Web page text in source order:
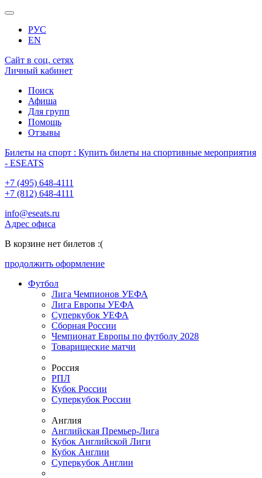
РУС
EN
Сайт в соц. сетях
Личный кабинет
Поиск
Афиша
Для групп
Помощь
Отзывы
Билеты на спорт : Купить билеты на спортивные мероприятия
- ESEATS
+7 (495) 648-4111
+7 (812) 648-4111
info@eseats.ru
Адрес офиса
В корзине нет билетов :(
продолжить оформление
Футбол
Лига Чемпионов УЕФА
Лига Европы УЕФА
Суперкубок УЕФА
Сборная России
Чемпионат Европы по футболу 2028
Товарищеские матчи
Россия
РПЛ
Кубок России
Суперкубок России
Англия
Английская Премьер-Лига
Кубок Английской Лиги
Кубок Англии
Суперкубок Англии